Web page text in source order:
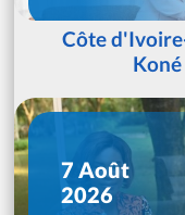
Côte
Koné
7 Août
2026